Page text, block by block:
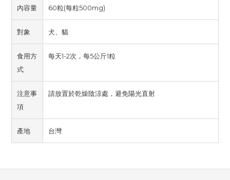
內容量 60粒(每粒500mg)
對象 犬、貓
食用方
式
每天1-2次，每5公斤1粒
注意事
項
請放置於乾燥陰涼處，避免陽光直射
產地 台灣